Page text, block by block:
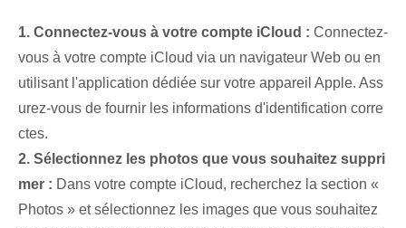
1. Connectez-vous à votre compte iCloud : Connectez-
vous à votre compte iCloud via un navigateur Web ou en
utilisant l'application dédiée sur votre appareil Apple. Ass
urez-vous de fournir les informations d'identification corre
ctes.
2. Sélectionnez les photos que vous souhaitez suppri
mer : Dans votre compte iCloud, recherchez la section «
Photos » et sélectionnez les images que vous souhaitez